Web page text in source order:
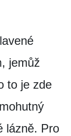
jemůž
to je zde
lázně. Pro